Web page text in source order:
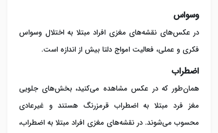
وسواس
در عکس‌های نقشه‌های مغزی افراد مبتلا به اختلال وسواس
فکری و عملی، فعالیت امواج دلتا بیش از اندازه است.
اضطراب
همان‌طور که در عکس مشاهده می‌کنید، بخش‌های جلویی
مغز فرد مبتلا به اضطراب قرمزرنگ هستند و غیرعادی
محسوب می‌شوند. در نقشه‌های مغزی افراد مبتلا به اضطراب،